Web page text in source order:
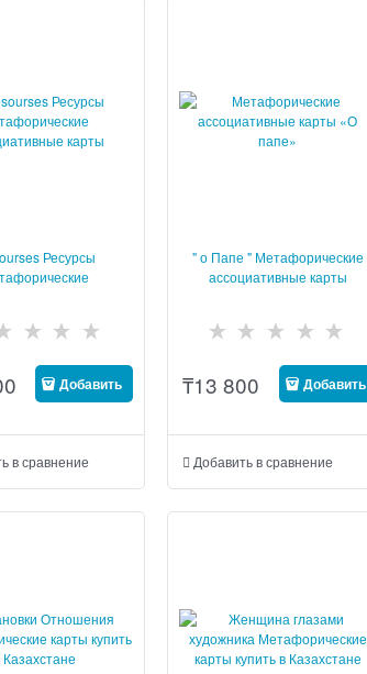
Ресурсы
Добавить
в сравнение
" о Папе " Метафорические
ассоциативные карты
₸13 800 Добавить
Добавить в сравнение